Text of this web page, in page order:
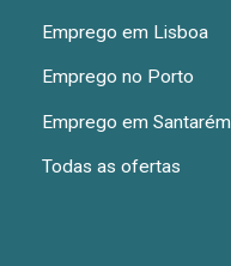
Emprego em Lisboa
Emprego no Porto
Emprego em Santarém
Todas as ofertas